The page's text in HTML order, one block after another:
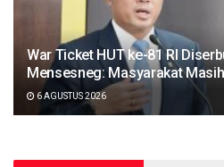
War Ticket HUT ke-81 RI
Mensesneg: Masyarakat
6 AGUSTUS 2026